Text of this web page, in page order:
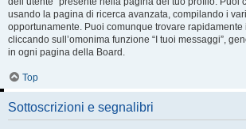
usando la pagina di ricerca avanzata, compilando i
opportunamente. Puoi comunque trovare rapidamente
cliccando sull’omonima funzione “I tuoi messaggi”,
in ogni pagina della Board.
Top
Sottoscrizioni e segnalibri